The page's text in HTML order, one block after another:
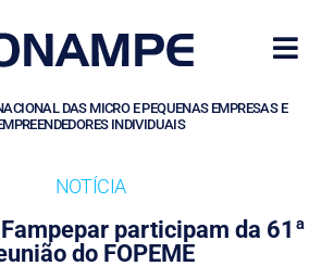
DAS MICRO E PEQUENAS EMPRESAS E
INDIVIDUAIS
NOTÍCIA
participam da 61ª
do FOPEME